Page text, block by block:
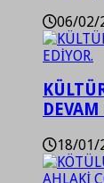
06/02/
18/01/